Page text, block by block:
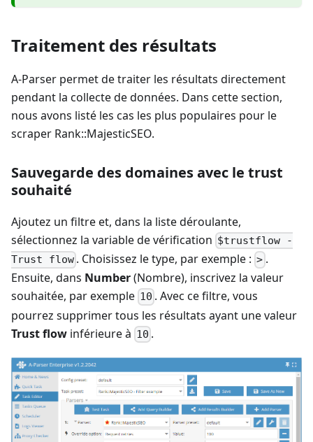
Traitement des résultats
A-Parser permet de traiter les résultats directement
pendant la collecte de données. Dans cette section,
nous avons listé les cas les plus populaires pour le
scraper Rank::MajesticSEO.
Sauvegarde des domaines avec le trust
souhaité
Ajoutez un filtre et, dans la liste déroulante,
sélectionnez la variable de vérification $trustflow -
Trust flow . Choisissez le type, par exemple :>.
Ensuite, dans Number(Nombre), inscrivez la valeur
souhaitée, par exemple 10 . Avec ce filtre, vous
pourrez supprimer tous les résultats ayant une valeur
Trust flow inférieure à 10 .